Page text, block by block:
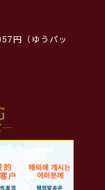
円（ゆうパッ